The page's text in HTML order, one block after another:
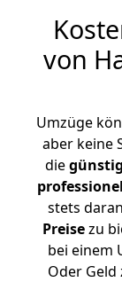
von
Umzüge
aber keine
die
stets
Preisezu
bei einem
Oder